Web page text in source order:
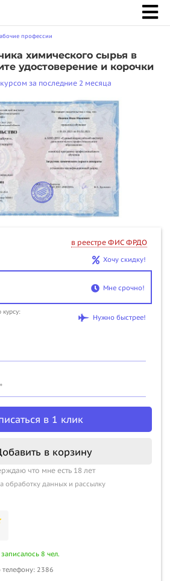
профессии
химического сырья в
удостоверение и корочки
за последние 2 месяца
в реестре ФИС ФРДО
Хочу скидку!
Мне срочно!
курсу:
Нужно быстрее!
в 1 клик
в корзину
что мне есть 18 лет
обработку данных и рассылку
8 чел.
телефону: 2386